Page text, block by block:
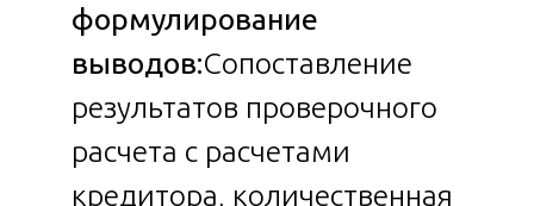
формулирование
выводов:Сопоставление
результатов проверочного
расчета с расчетами
кредитора, количественная